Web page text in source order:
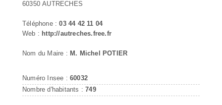
60350 AUTRECHES
Téléphone :03 44 42 11 04
Web : http://autreches.free.fr
Nom du Maire : M. Michel POTIER
Numéro Insee : 60032
Nombre d'habitants :749